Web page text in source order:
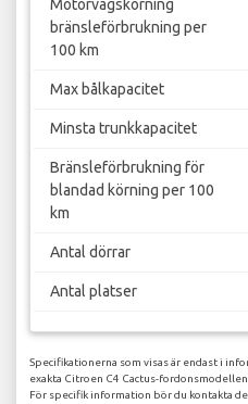
Motorvägskörning
bränsleförbrukning per
100 km
Max bålkapacitet
Minsta trunkkapacitet
Bränsleförbrukning för
blandad körning per 100
km
Antal dörrar
Antal platser
Specifikationerna som visas är endast i
exakta Citroen C4 Cactus-
För specifik information bör du kontakta